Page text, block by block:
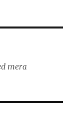
mera